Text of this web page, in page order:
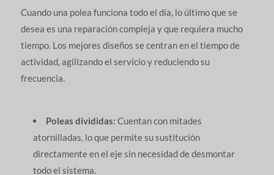
Cuando una polea funciona todo el día, lo último que se
desea es una reparación compleja y que requiera mucho
tiempo. Los mejores diseños se centran en el tiempo de
actividad, agilizando el servicio y reduciendo su
frecuencia.
Poleas divididas: Cuentan con mitades
atornilladas, lo que permite su sustitución
directamente en el eje sin necesidad de desmontar
todo el sistema.